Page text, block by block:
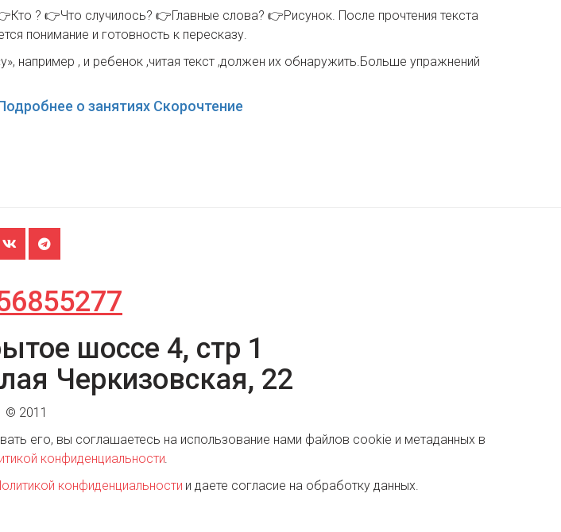
? 👉Что случилось? 👉Главные слова? 👉Рисунок. После прочтения текста
понимание и готовность к пересказу.
например , и ребенок ,читая текст ,должен их обнаружить.Больше упражнений
о занятиях Скорочтение
шоссе 4, стр 1
Черкизовская, 22
© 2011
его, вы соглашаетесь на использование нами файлов cookie и метаданных в
конфиденциальности.
конфиденциальности и даете согласие на обработку данных.